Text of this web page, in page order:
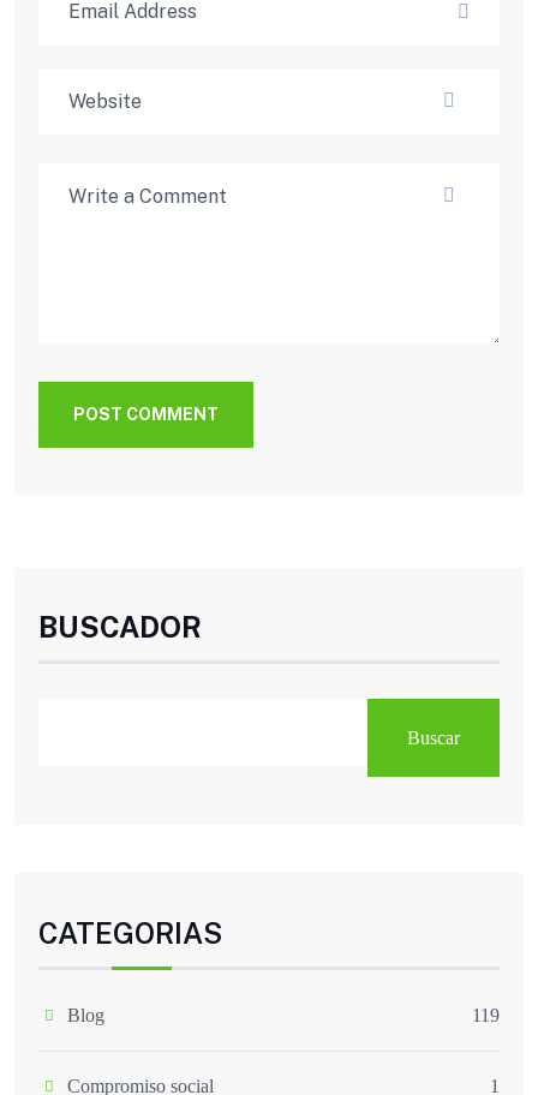
POST COMMENT
BUSCADOR
Buscar
CATEGORIAS
Blog 119
Compromiso social 1